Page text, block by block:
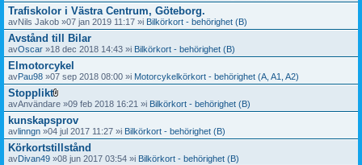
Trafiskolor i Västra Centrum, Göteborg.
avNils Jakob »07 jan 2019 11:17 »i Bilkörkort - behörighet (B)
Avstånd till Bilar
avOscar »18 dec 2018 14:43 »i Bilkörkort - behörighet (B)
Elmotorcykel
avPau98 »07 sep 2018 08:00 »i Motorcykelkörkort - behörighet (A, A1, A2)
Stopplikt
B
i
l
a
g
o
r
avAnvändare »09 feb 2018 16:21 »i Bilkörkort - behörighet (B)
kunskapsprov
avlinngn »04 jul 2017 11:27 »i Bilkörkort - behörighet (B)
Körkortstillstånd
avDivan49 »08 jun 2017 03:54 »i Bilkörkort - behörighet (B)